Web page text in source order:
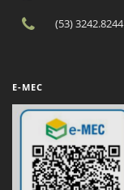
(53) 3242.8244
E-MEC